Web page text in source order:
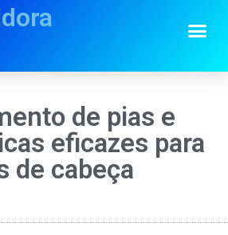
de pias e
eficazes para
de cabeça